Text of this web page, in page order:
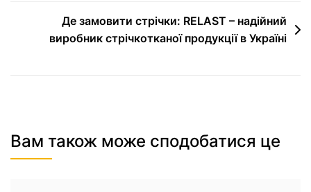
Де замовити стрічки: RELAST – надійний
виробник стрічкотканої продукції в Україні
Вам також може сподобатися це